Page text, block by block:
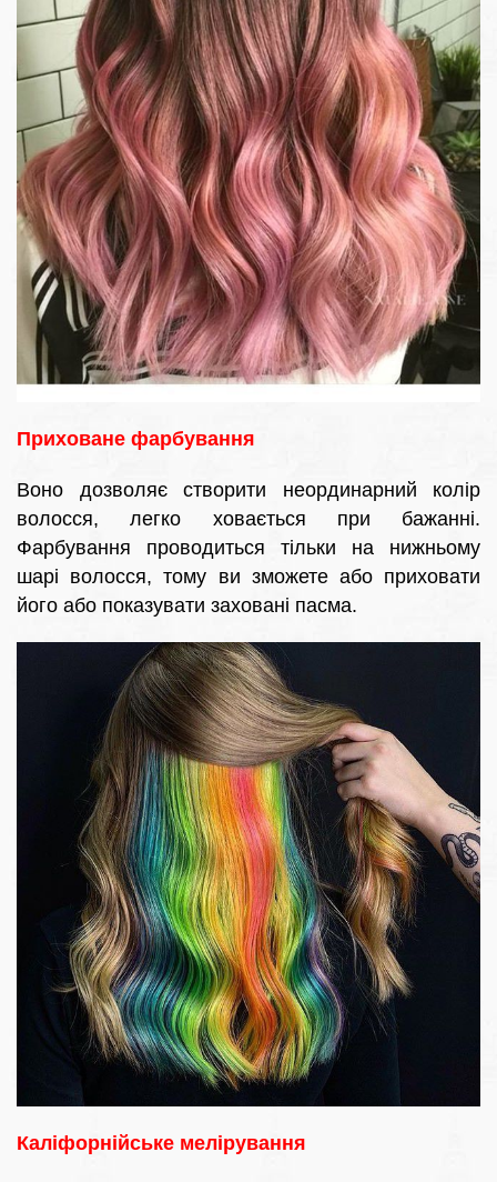
Приховане фарбування
Воно дозволяє створити неординарний колір
волосся, легко ховається при бажанні.
Фарбування проводиться тільки на нижньому
шарі волосся, тому ви зможете або приховати
його або показувати заховані пасма.
Каліфорнійське мелірування